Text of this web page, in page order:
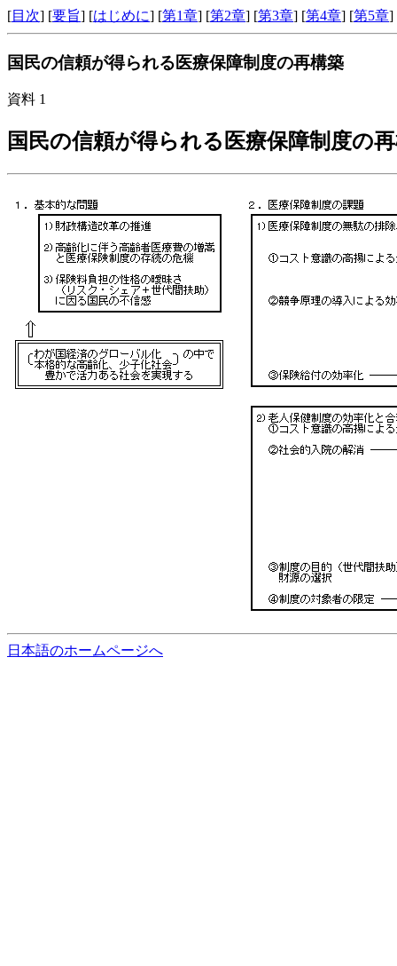
[目次] [要旨] [はじめに] [第1章] [第2章] [第3章] [第4章] [第5章]
国民の信頼が得られる医療保障制度の再構築
資料 1
国民の信頼が得られる医療保障制度の
日本語のホームページへ